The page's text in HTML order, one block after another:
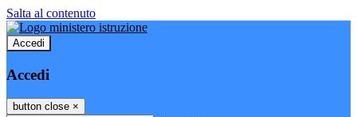
Salta al contenuto
Accedi
Accedi
button close ×